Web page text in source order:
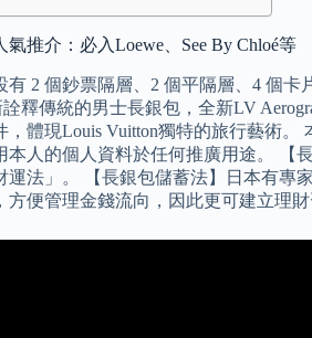
推介：必入Loewe、See By Chloé等
2 個鈔票隔層、2 個平隔層、4 個卡
釋傳統的男士長銀包，全新LV
體現Louis Vuitton獨特的旅行藝術。
人的個人資料於任何推廣用途。 【
法」。 【長銀包儲蓄法】日本有專
便管理金錢流向，因此更可建立理財